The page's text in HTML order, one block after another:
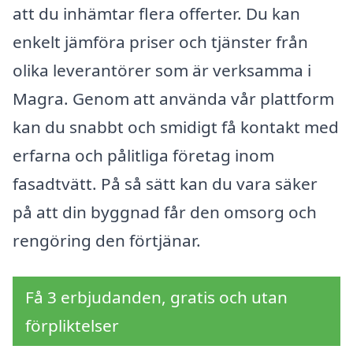
att du inhämtar flera offerter. Du kan
enkelt jämföra priser och tjänster från
olika leverantörer som är verksamma i
Magra. Genom att använda vår plattform
kan du snabbt och smidigt få kontakt med
erfarna och pålitliga företag inom
fasadtvätt. På så sätt kan du vara säker
på att din byggnad får den omsorg och
rengöring den förtjänar.
Få 3 erbjudanden, gratis och utan
förpliktelser